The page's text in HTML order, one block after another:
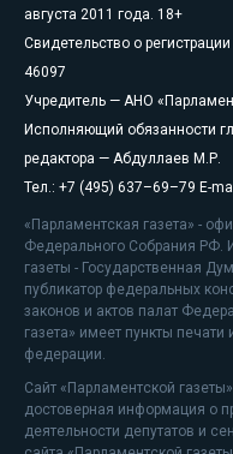
августа 2011 года. 18+
Свидетельство о
46097
Учредитель — АНО
Исполняющий обязанности
редактора — Абдуллаев М.Р.
Тел.: +7 (495) 637–69–79 E-
«Парламентская газета» -
Федерального Собрания РФ.
газеты - Государственная
публикатор федеральных
законов и актов палат
газета» имеет пункты печати
федерации.
Сайт «Парламентской
достоверная информация о
деятельности депутатов и